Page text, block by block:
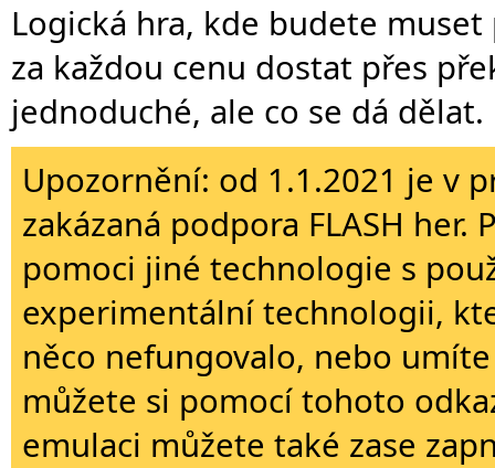
Logická hra, kde budete
za každou cenu dostat přes
jednoduché, ale co se dá
Upozornění: od 1.1.2021 je v
zakázaná podpora FLASH
pomoci jiné technologie s
experimentální technologii,
něco nefungovalo, nebo
můžete si pomocí tohoto
emulaci můžete také zase